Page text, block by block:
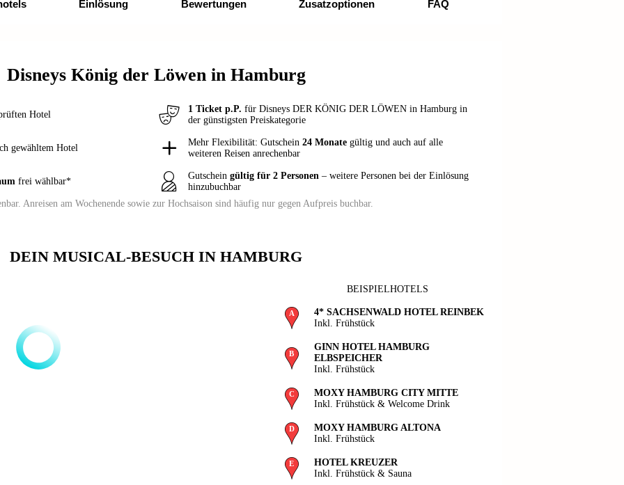
Einlösung Bewertungen Zusatzoptionen FAQ
Disneys König der Löwen in Hamburg
Hotel
1 Ticket p.P. für Disneys DER KÖNIG DER LÖWEN in Hamburg in
der günstigsten Preiskategorie
gewähltem Hotel
Mehr Flexibilität: Gutschein 24 Monate gültig und auch auf alle
weiteren Reisen anrechenbar
frei wählbar*
Gutschein gültig für 2 Personen – weitere Personen bei der Einlösung
hinzubuchbar
Anreisen am Wochenende sowie zur Hochsaison sind häufig nur gegen Aufpreis buchbar.
DEIN MUSICAL-BESUCH IN HAMBURG
BEISPIELHOTELS
4* SACHSENWALD HOTEL REINBEK
Inkl. Frühstück
GINN HOTEL HAMBURG
ELBSPEICHER
Inkl. Frühstück
MOXY HAMBURG CITY MITTE
Inkl. Frühstück & Welcome Drink
MOXY HAMBURG ALTONA
Inkl. Frühstück
HOTEL KREUZER
Inkl. Frühstück & Sauna